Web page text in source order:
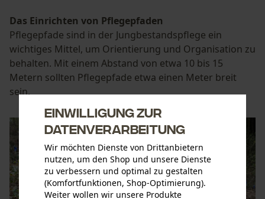
Das Einrichten von Pflegepfaden
Pflegepfade sind in der Jungbestandspflege ein
wichtiges Mittel, um Orientierung und Organisation zu
behalten. Mit einem Abstand von etwa 10 bis 15
Metern sollten Pflegepfade etwa einen Meter breit
sein.
Einwilligung zur
Datenverarbeitung
Wir möchten Dienste von Drittanbietern
nutzen, um den Shop und unsere Dienste
zu verbessern und optimal zu gestalten
(Komfortfunktionen, Shop-Optimierung).
Weiter wollen wir unsere Produkte